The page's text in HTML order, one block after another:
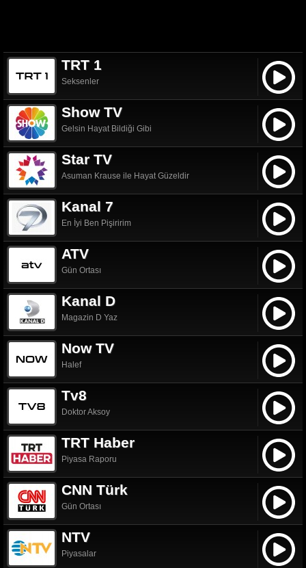
TRT 1
Seksenler
Show TV
Gelsin Hayat Bildiği Gibi
Star TV
Asuman Krause ile Hayat Güzeldir
Kanal 7
En İyi Ben Pişiririm
ATV
Gün Ortası
Kanal D
Magazin D Yaz
Now TV
Halef
Tv8
Doktor Aksoy
TRT Haber
Piyasa Raporu
CNN Türk
Gün Ortası
NTV
Piyasalar